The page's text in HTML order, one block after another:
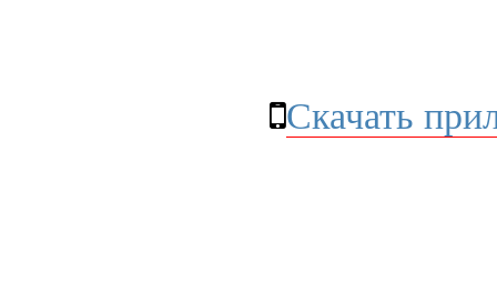
Скачать